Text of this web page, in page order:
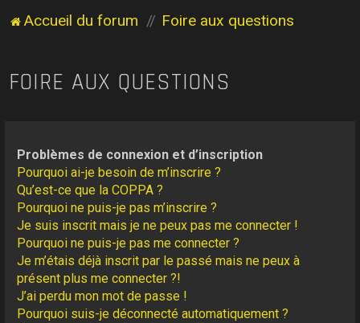
Accueil du forum Foire aux questions
FOIRE AUX QUESTIONS
Problèmes de connexion et d’inscription
Pourquoi ai-je besoin de m’inscrire ?
Qu’est-ce que la COPPA ?
Pourquoi ne puis-je pas m’inscrire ?
Je suis inscrit mais je ne peux pas me connecter !
Pourquoi ne puis-je pas me connecter ?
Je m’étais déjà inscrit par le passé mais ne peux à
présent plus me connecter ?!
J’ai perdu mon mot de passe !
Pourquoi suis-je déconnecté automatiquement ?